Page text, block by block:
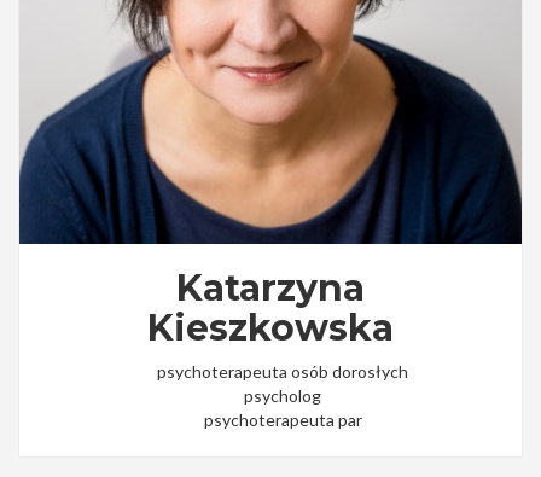
Katarzyna
Kieszkowska
psychoterapeuta osób dorosłych
psycholog
psychoterapeuta par